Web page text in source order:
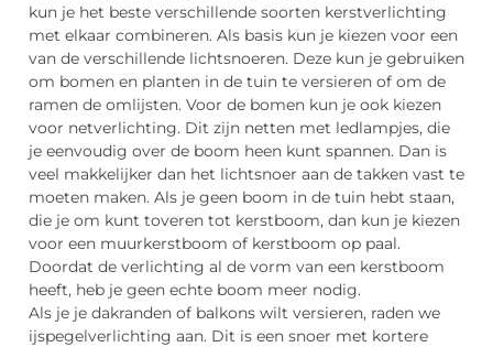
kun je het beste verschillende soorten kerstverlichting
met elkaar combineren. Als basis kun je kiezen voor een
van de verschillende lichtsnoeren. Deze kun je gebruiken
om bomen en planten in de tuin te versieren of om de
ramen de omlijsten. Voor de bomen kun je ook kiezen
voor netverlichting. Dit zijn netten met ledlampjes, die
je eenvoudig over de boom heen kunt spannen. Dan is
veel makkelijker dan het lichtsnoer aan de takken vast te
moeten maken. Als je geen boom in de tuin hebt staan,
die je om kunt toveren tot kerstboom, dan kun je kiezen
voor een muurkerstboom of kerstboom op paal.
Doordat de verlichting al de vorm van een kerstboom
heeft, heb je geen echte boom meer nodig.
Als je je dakranden of balkons wilt versieren, raden we
ijspegelverlichting aan. Dit is een snoer met kortere